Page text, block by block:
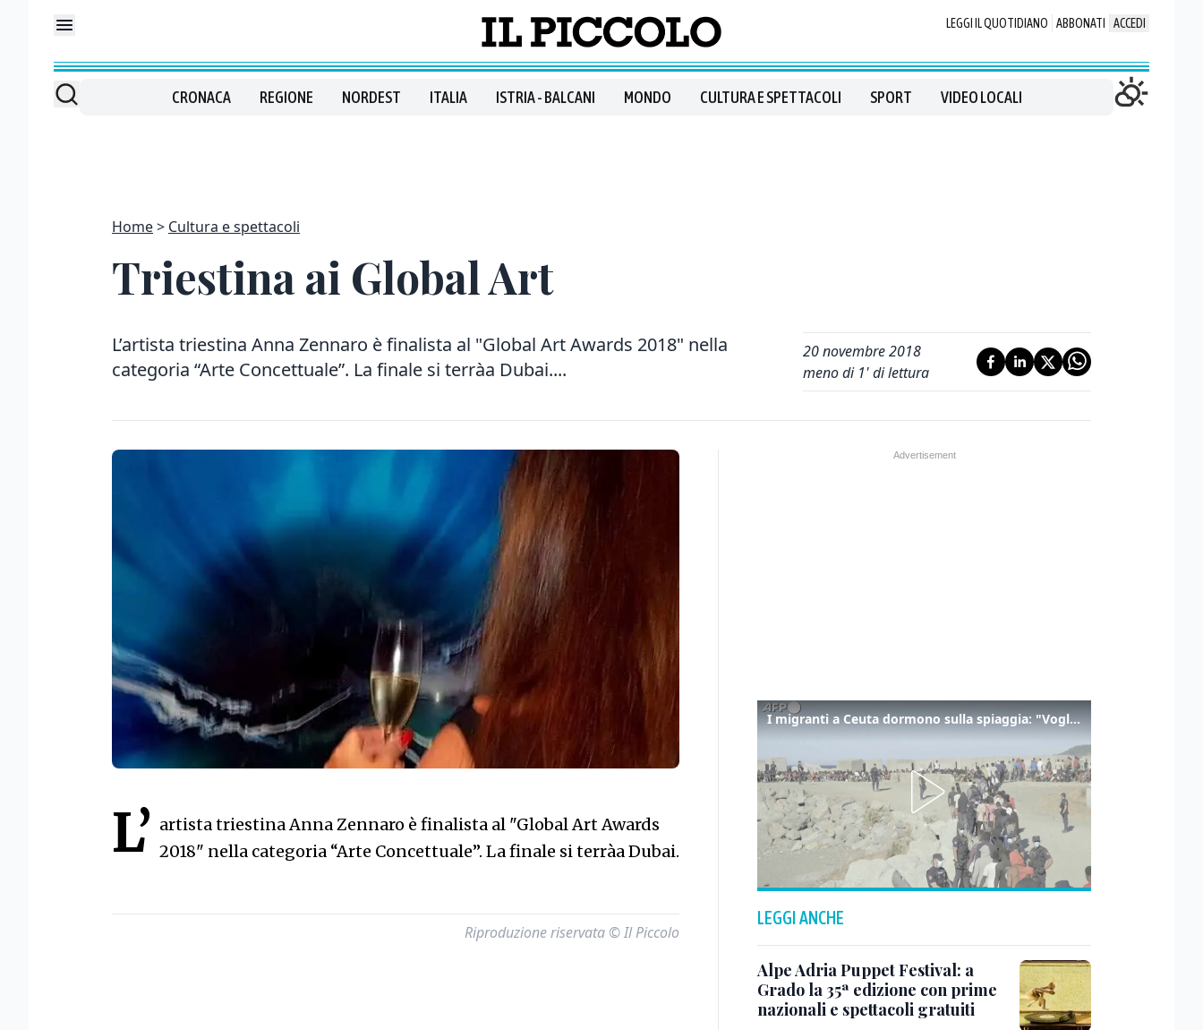
LEGGI IL QUOTIDIANO ABBONATI ACCEDI
CRONACA REGIONE NORDEST ITALIA ISTRIA - BALCANI MONDO CULTURA E SPETTACOLI SPORT VIDEO LOCALI
Home Cultura e spettacoli
Triestina ai Global Art
L’artista triestina Anna Zennaro è finalista al "Global Art Awards 2018" nella
categoria “Arte Concettuale”. La finale si terràa Dubai....
20 novembre 2018
meno di 1' di lettura
L’ artista triestina Anna Zennaro è finalista al "Global Art Awards
2018" nella categoria “Arte Concettuale”. La finale si terràa Dubai.
Riproduzione riservata © Il Piccolo
I migranti a Ceuta dormono sulla spiaggia: "Vogliamo entrare in Europa"
LEGGI ANCHE
Alpe Adria Puppet Festival: a
Grado la 35ª edizione con prime
nazionali e spettacoli gratuiti